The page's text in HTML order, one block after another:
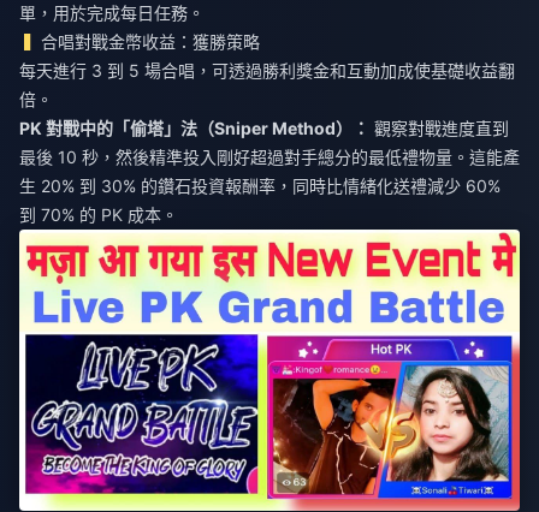
單，用於完成每日任務。
合唱對戰金幣收益：獲勝策略
每天進行 3 到 5 場合唱，可透過勝利獎金和互動加成使基礎收益翻
倍。
PK 對戰中的「偷塔」法（Sniper Method）： 觀察對戰進度直到
最後 10 秒，然後精準投入剛好超過對手總分的最低禮物量。這能產
生 20% 到 30% 的鑽石投資報酬率，同時比情緒化送禮減少 60%
到 70% 的 PK 成本。